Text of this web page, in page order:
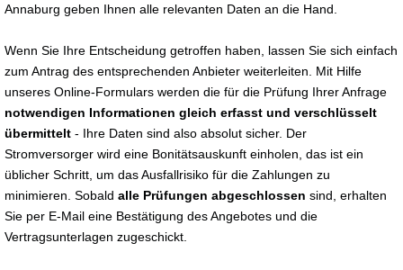
Annaburg geben Ihnen alle relevanten Daten an die Hand.
Wenn Sie Ihre Entscheidung getroffen haben, lassen Sie sich einfach
zum Antrag des entsprechenden Anbieter weiterleiten. Mit Hilfe
unseres Online-Formulars werden die für die Prüfung Ihrer Anfrage
notwendigen Informationen gleich erfasst und verschlüsselt
übermittelt - Ihre Daten sind also absolut sicher. Der
Stromversorger wird eine Bonitätsauskunft einholen, das ist ein
üblicher Schritt, um das Ausfallrisiko für die Zahlungen zu
minimieren. Sobald alle Prüfungen abgeschlossen sind, erhalten
Sie per E-Mail eine Bestätigung des Angebotes und die
Vertragsunterlagen zugeschickt.